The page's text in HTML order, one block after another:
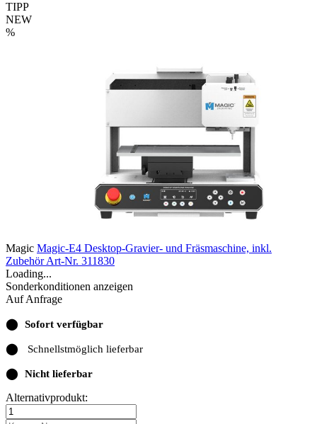
TIPP
NEW
%
Magic Magic-E4 Desktop-Gravier- und Fräsmaschine, inkl.
ZubehörArt-Nr. 311830
Loading...
Sonderkonditionen anzeigen
Auf Anfrage
⬤ Sofort verfügbar
⬤ Schnellstmöglich lieferbar
⬤ Nicht lieferbar
Alternativprodukt: